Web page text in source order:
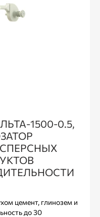
1500-0.5,
цемент, глинозем и
до 30